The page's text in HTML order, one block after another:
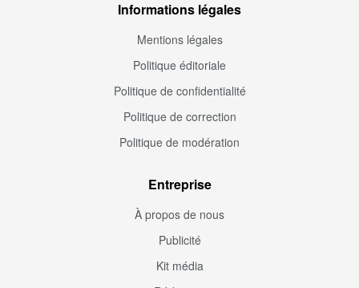
Informations légales
Mentions légales
Politique éditoriale
Politique de confidentialité
Politique de correction
Politique de modération
Entreprise
À propos de nous
Publicité
Kit média